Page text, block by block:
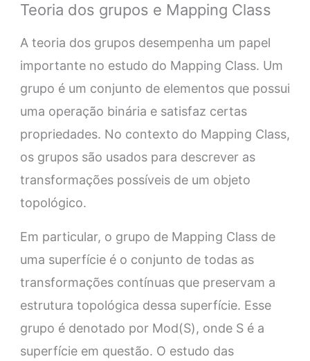
Teoria dos grupos e Mapping Class
A teoria dos grupos desempenha um papel
importante no estudo do Mapping Class. Um
grupo é um conjunto de elementos que possui
uma operação binária e satisfaz certas
propriedades. No contexto do Mapping Class,
os grupos são usados para descrever as
transformações possíveis de um objeto
topológico.
Em particular, o grupo de Mapping Class de
uma superfície é o conjunto de todas as
transformações contínuas que preservam a
estrutura topológica dessa superfície. Esse
grupo é denotado por Mod(S), onde S é a
superfície em questão. O estudo das